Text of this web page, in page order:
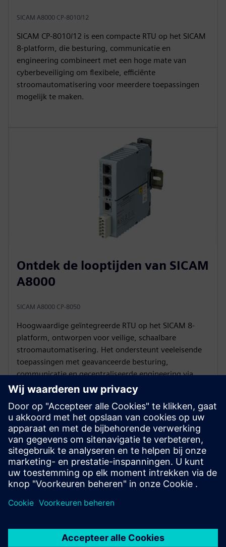
SICAM A8000 CP-8010/12
SICAM CP‑8010/12 is een compacte RTU op het SICAM
8-platform, die besturing, communicatie en
engineering combineert met een hoge mate van
cyberbeveiliging om flexibele, efficiënte
stroomautomatisering voor meerdere toepassingen
mogelijk te maken.
Ontdek de looptijden van SICAM
A8000
SICAM A8000 CP-8050
Hoogwaardige geïntegreerde RTU op het SICAM 8-
platform, ontworpen voor veilige, schaalbare
stroomautomatisering. Het ondersteunt veeleisende
toepassingen met geavanceerde besturing,
communicatie en gecentraliseerde engineering via
SICAM Device Manager